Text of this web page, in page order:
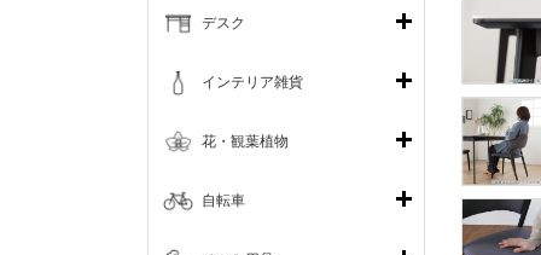
デスク
インテリア雑貨
花・観葉植物
自転車